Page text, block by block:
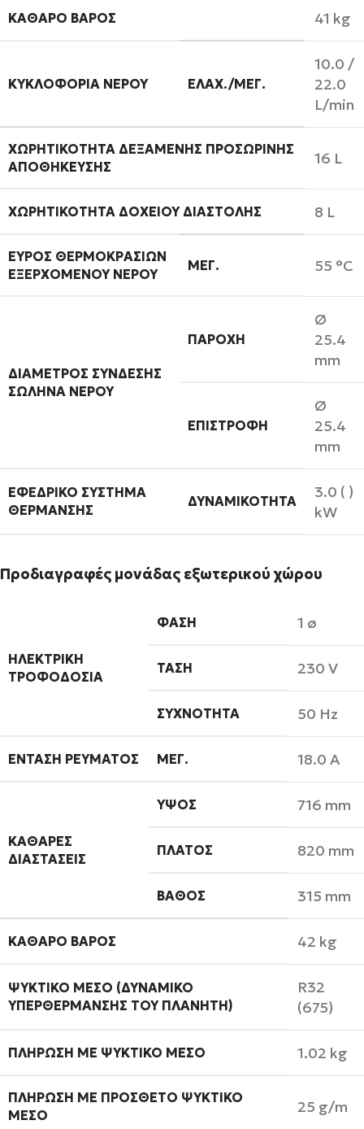
ΚΑΘΑΡΌ ΒΆΡΟΣ 41 kg
ΚΥΚΛΟΦΟΡΊΑ ΝΕΡΟΎ ΕΛΆΧ./ΜΈΓ.
10.0 /
22.0
L/min
ΧΩΡΗΤΙΚΌΤΗΤΑ ΔΕΞΑΜΕΝΉΣ ΠΡΟΣΩΡΙΝΉΣ
ΑΠΟΘΉΚΕΥΣΗΣ
16 L
ΧΩΡΗΤΙΚΌΤΗΤΑ ΔΟΧΕΊΟΥ ΔΙΑΣΤΟΛΉΣ 8 L
ΕΎΡΟΣ ΘΕΡΜΟΚΡΑΣΙΏΝ
ΕΞΕΡΧΌΜΕΝΟΥ ΝΕΡΟΎ
ΜΈΓ. 55 °C
ΔΙΆΜΕΤΡΟΣ ΣΎΝΔΕΣΗΣ
ΣΩΛΉΝΑ ΝΕΡΟΎ
ΠΑΡΟΧΉ
Ø
25.4
mm
ΕΠΙΣΤΡΟΦΉ
Ø
25.4
mm
ΕΦΕΔΡΙΚΌ ΣΎΣΤΗΜΑ
ΘΈΡΜΑΝΣΗΣ
ΔΥΝΑΜΙΚΌΤΗΤΑ
3.0 ( )
kW
Προδιαγραφές μονάδας εξωτερικού χώρου
ΗΛΕΚΤΡΙΚΉ
ΤΡΟΦΟΔΟΣΊΑ
ΦΆΣΗ 1 ø
ΤΆΣΗ 230 V
ΣΥΧΝΌΤΗΤΑ 50 Hz
ΈΝΤΑΣΗ ΡΕΎΜΑΤΟΣ ΜΈΓ. 18.0 A
ΚΑΘΑΡΈΣ
ΔΙΑΣΤΆΣΕΙΣ
ΎΨΟΣ 716 mm
ΠΛΆΤΟΣ 820 mm
ΒΆΘΟΣ 315 mm
ΚΑΘΑΡΌ ΒΆΡΟΣ 42 kg
ΨΥΚΤΙΚΌ ΜΈΣΟ (ΔΥΝΑΜΙΚΌ
ΥΠΕΡΘΈΡΜΑΝΣΗΣ ΤΟΥ ΠΛΑΝΉΤΗ)
R32
(675)
ΠΛΉΡΩΣΗ ΜΕ ΨΥΚΤΙΚΌ ΜΈΣΟ 1.02 kg
ΠΛΉΡΩΣΗ ΜΕ ΠΡΌΣΘΕΤΟ ΨΥΚΤΙΚΌ
ΜΈΣΟ
25 g/m